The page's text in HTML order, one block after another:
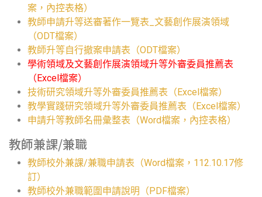
案，內控表格）
教師申請升等送審著作一覽表_文藝創作展演領域
（ODT檔案）
教師升等自行撤案申請表（ODT檔案）
學術領域及文藝創作展演領域升等外審委員推薦表
（Excel檔案）
技術研究領域升等外審委員推薦表（Excel檔案）
教學實踐研究領域升等外審委員推薦表（Excel檔案）
申請升等教師名冊彙整表（Word檔案，內控表格）
教師兼課/兼職
教師校外兼課/兼職申請表（Word檔案，112.10.17修
訂）
教師校外兼職範圍申請說明（PDF檔案）